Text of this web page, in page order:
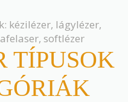
kézilézer, lágylézer,
, softlézer
TÍPUSOK